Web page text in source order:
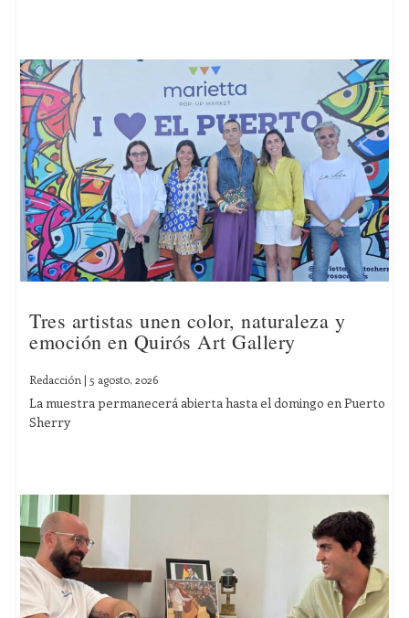
Tres artistas unen color, naturaleza y
emoción en Quirós Art Gallery
Redacción | 5 agosto, 2026
La muestra permanecerá abierta hasta el domingo en Puerto
Sherry